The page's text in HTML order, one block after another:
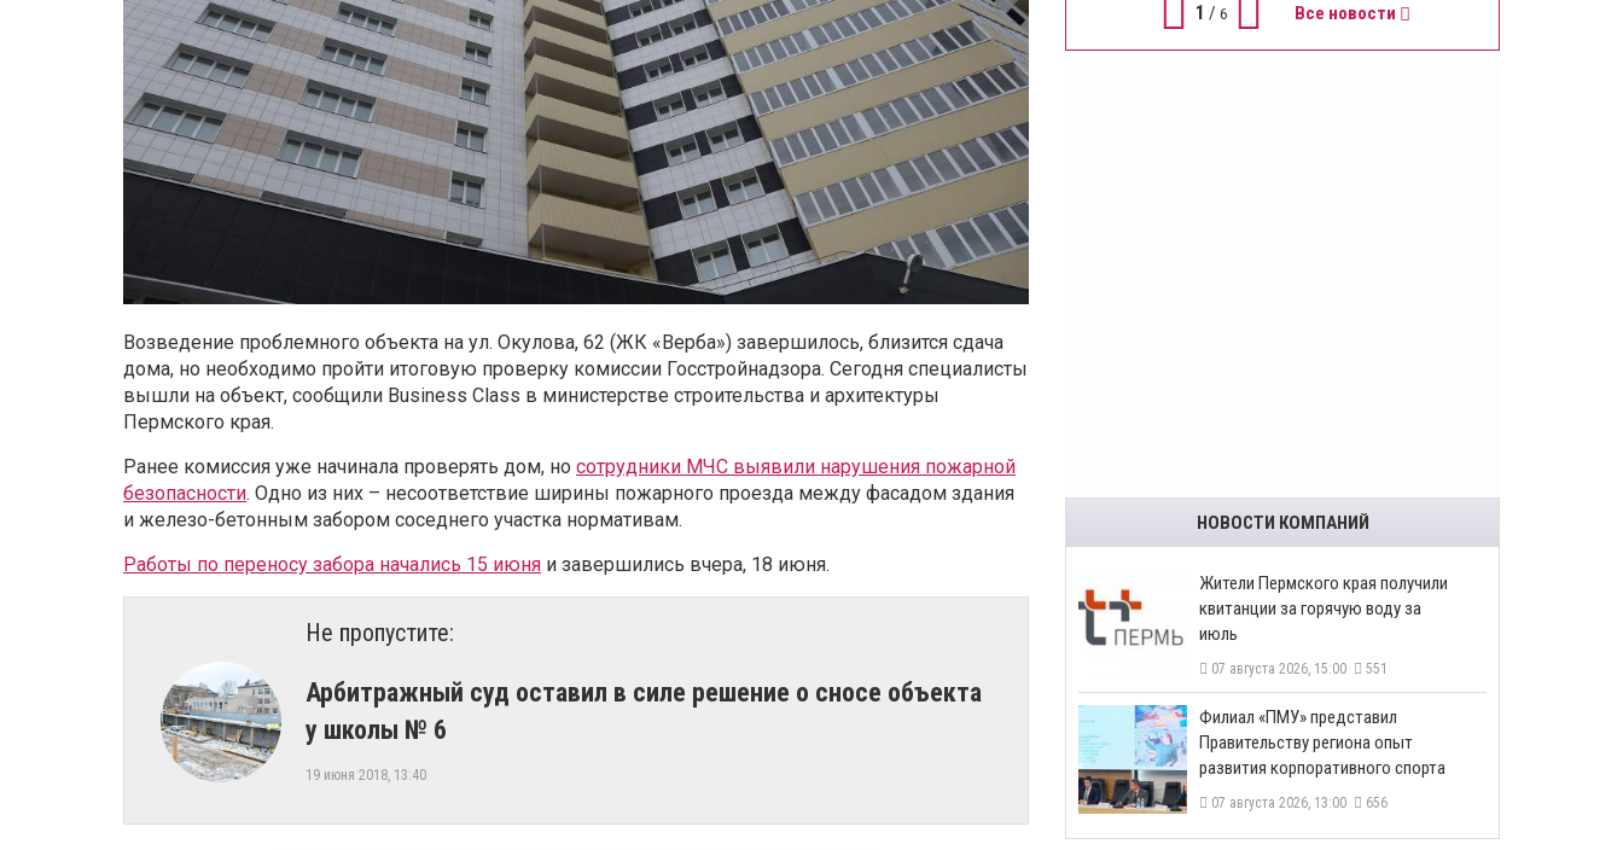
Возведение проблемного объекта на ул. Окулова, 62 (ЖК «Верба») завершилось, близится сдача
дома, но необходимо пройти итоговую проверку комиссии Госстройнадзора. Сегодня специалисты
вышли на объект, сообщили Business Class в министерстве строительства и архитектуры
Пермского края.
Ранее комиссия уже начинала проверять дом, но сотрудники МЧС выявили нарушения пожарной
безопасности. Одно из них – несоответствие ширины пожарного проезда между фасадом здания
и железо-бетонным забором соседнего участка нормативам.
Работы по переносу забора начались 15 июня и завершились вчера, 18 июня.
Не пропустите:
Арбитражный суд оставил в силе решение о сносе объекта
у школы № 6
19 июня 2018, 13:40
1 / 6 Все новости
НОВОСТИ КОМПАНИЙ
​Жители Пермского края получили
квитанции за горячую воду за
июль
07 августа 2026, 15:00 551
​Филиал «ПМУ» представил
Правительству региона опыт
развития корпоративного спорта
07 августа 2026, 13:00 656